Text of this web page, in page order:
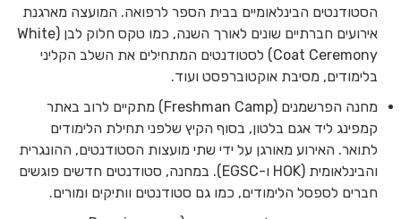
הסטודנטים הבינלאומיים בבית הספר לרפואה. המועצה מארגנת
אירועים חברתיים שונים לאורך השנה, כמו טקס חלוק לבן (White
Coat Ceremony) לסטודנטים המתחילים את השלב הקליני
בלימודים, מסיבת אוקטוברפסט ועוד.
מחנה הפרשמנים (Freshman Camp) מתקיים לרוב באתר
קמפינג ליד אגם בלטון, בסוף הקיץ שלפני תחילת הלימודים
לתואר. האירוע מאורגן על ידי שתי מועצות הסטודנטים, ההונגרית
והבינלאומית (HOK ו-EGSC). במחנה, סטודנטים חדשים פוגשים
חברים לספסל הלימודים, כמו גם סטודנטים וותיקים ומורים.